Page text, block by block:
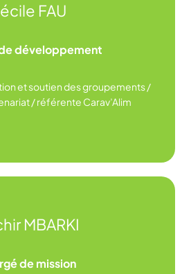
FAU
développement
et soutien des groupements /
/ référente Carav’Alim
20 10 07
MBARKI
de mission